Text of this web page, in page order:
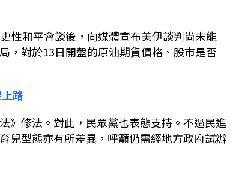
性和平會談後，向媒體宣布美伊談判尚未能
，對於13日開盤的原油期貨價格、股市是否
路
》修法。對此，民眾黨也表態支持。不過民進
兒型態亦有所差異，呼籲仍需經地方政府試辦